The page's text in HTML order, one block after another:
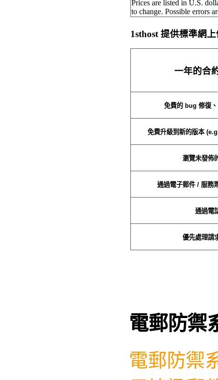
Prices are listed in U.S.
to change. Possible errors
1sthost 提供標準網
一年的合
免費的 bug 修復
免費升級到新的版本
瀏覽未發佈
通過電子郵件 / 服務
通過電
優先處理請
電郵防禦
電郵防禦